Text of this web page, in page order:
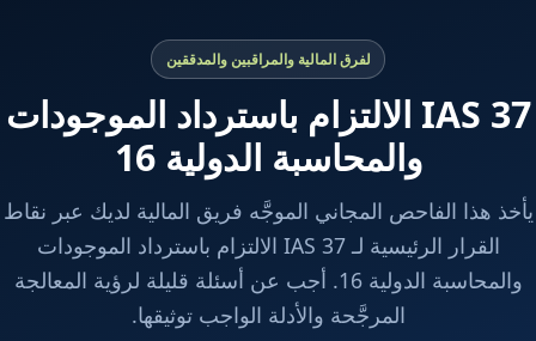
لفرق المالية والمراقبين والمدققين
IAS 37 الالتزام باسترداد الموجودات
والمحاسبة الدولية 16
يأخذ هذا الفاحص المجاني الموجَّه فريق المالية لديك عبر نقاط
القرار الرئيسية لـ IAS 37 الالتزام باسترداد الموجودات
والمحاسبة الدولية 16. أجب عن أسئلة قليلة لرؤية المعالجة
المرجَّحة والأدلة الواجب توثيقها.